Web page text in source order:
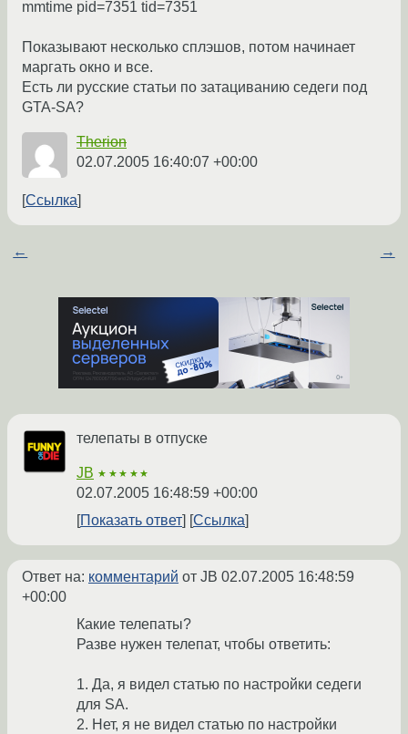
mmtime pid=7351 tid=7351
Показывают несколько сплэшов, потом начинает
маргать окно и все.
Есть ли русские статьи по затациванию седеги под
GTA-SA?
Therion
02.07.2005 16:40:07 +00:00
Ссылка
← →
телепаты в отпуске
JB ★★★★★
02.07.2005 16:48:59 +00:00
Показать ответ
Ссылка
Ответ на: комментарий от JB 02.07.2005 16:48:59
+00:00
Какие телепаты?
Разве нужен телепат, чтобы ответить:
1. Да, я видел статью по настройки седеги
для SA.
2. Нет, я не видел статью по настройки